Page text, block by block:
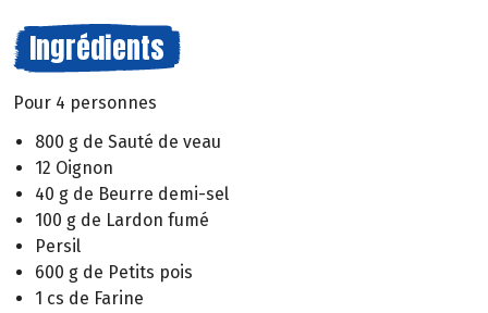
Ingrédients
Pour 4 personnes
800 g de Sauté de veau
12 Oignon
40 g de Beurre demi-sel
100 g de Lardon fumé
Persil
600 g de Petits pois
1 cs de Farine